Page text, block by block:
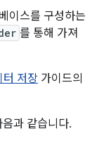
이스를 구성하는
를 통해 가져
터 저장 가이드의
과 같습니다.